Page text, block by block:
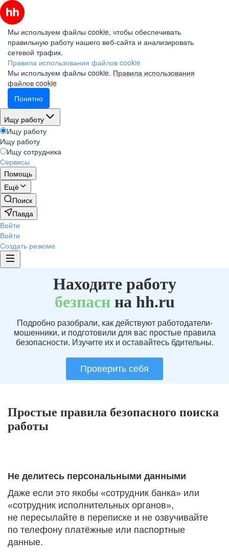
Мы используем файлы cookie, чтобы обеспечивать
правильную работу нашего веб-сайта и анализировать
сетевой трафик.
Правила использования файлов cookie
Мы используем файлы cookie. Правила использования
файлов cookie
Понятно
Ищу работу
Ищу работу
Ищу работу
Ищу сотрудника
Сервисы
Помощь
Ещё
Поиск
Павда
Войти
Войти
Создать резюме
Находите работу
безпаснна hh.ru
Подробно разобрали, как действуют работодатели-
мошенники, и подготовили для вас простые правила
безопасности. Изучите их и оставайтесь бдительны.
Проверить себя
Простые правила безопасного поиска
работы
Не делитесь персональными данными
Даже если это якобы «сотрудник банка» или
«сотрудник исполнительных органов»,
не пересылайте в переписке и не озвучивайте
по телефону платёжные или паспортные
данные.